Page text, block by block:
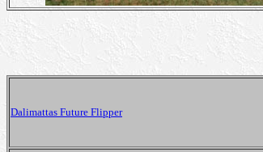
Dalimattas Future Flipper